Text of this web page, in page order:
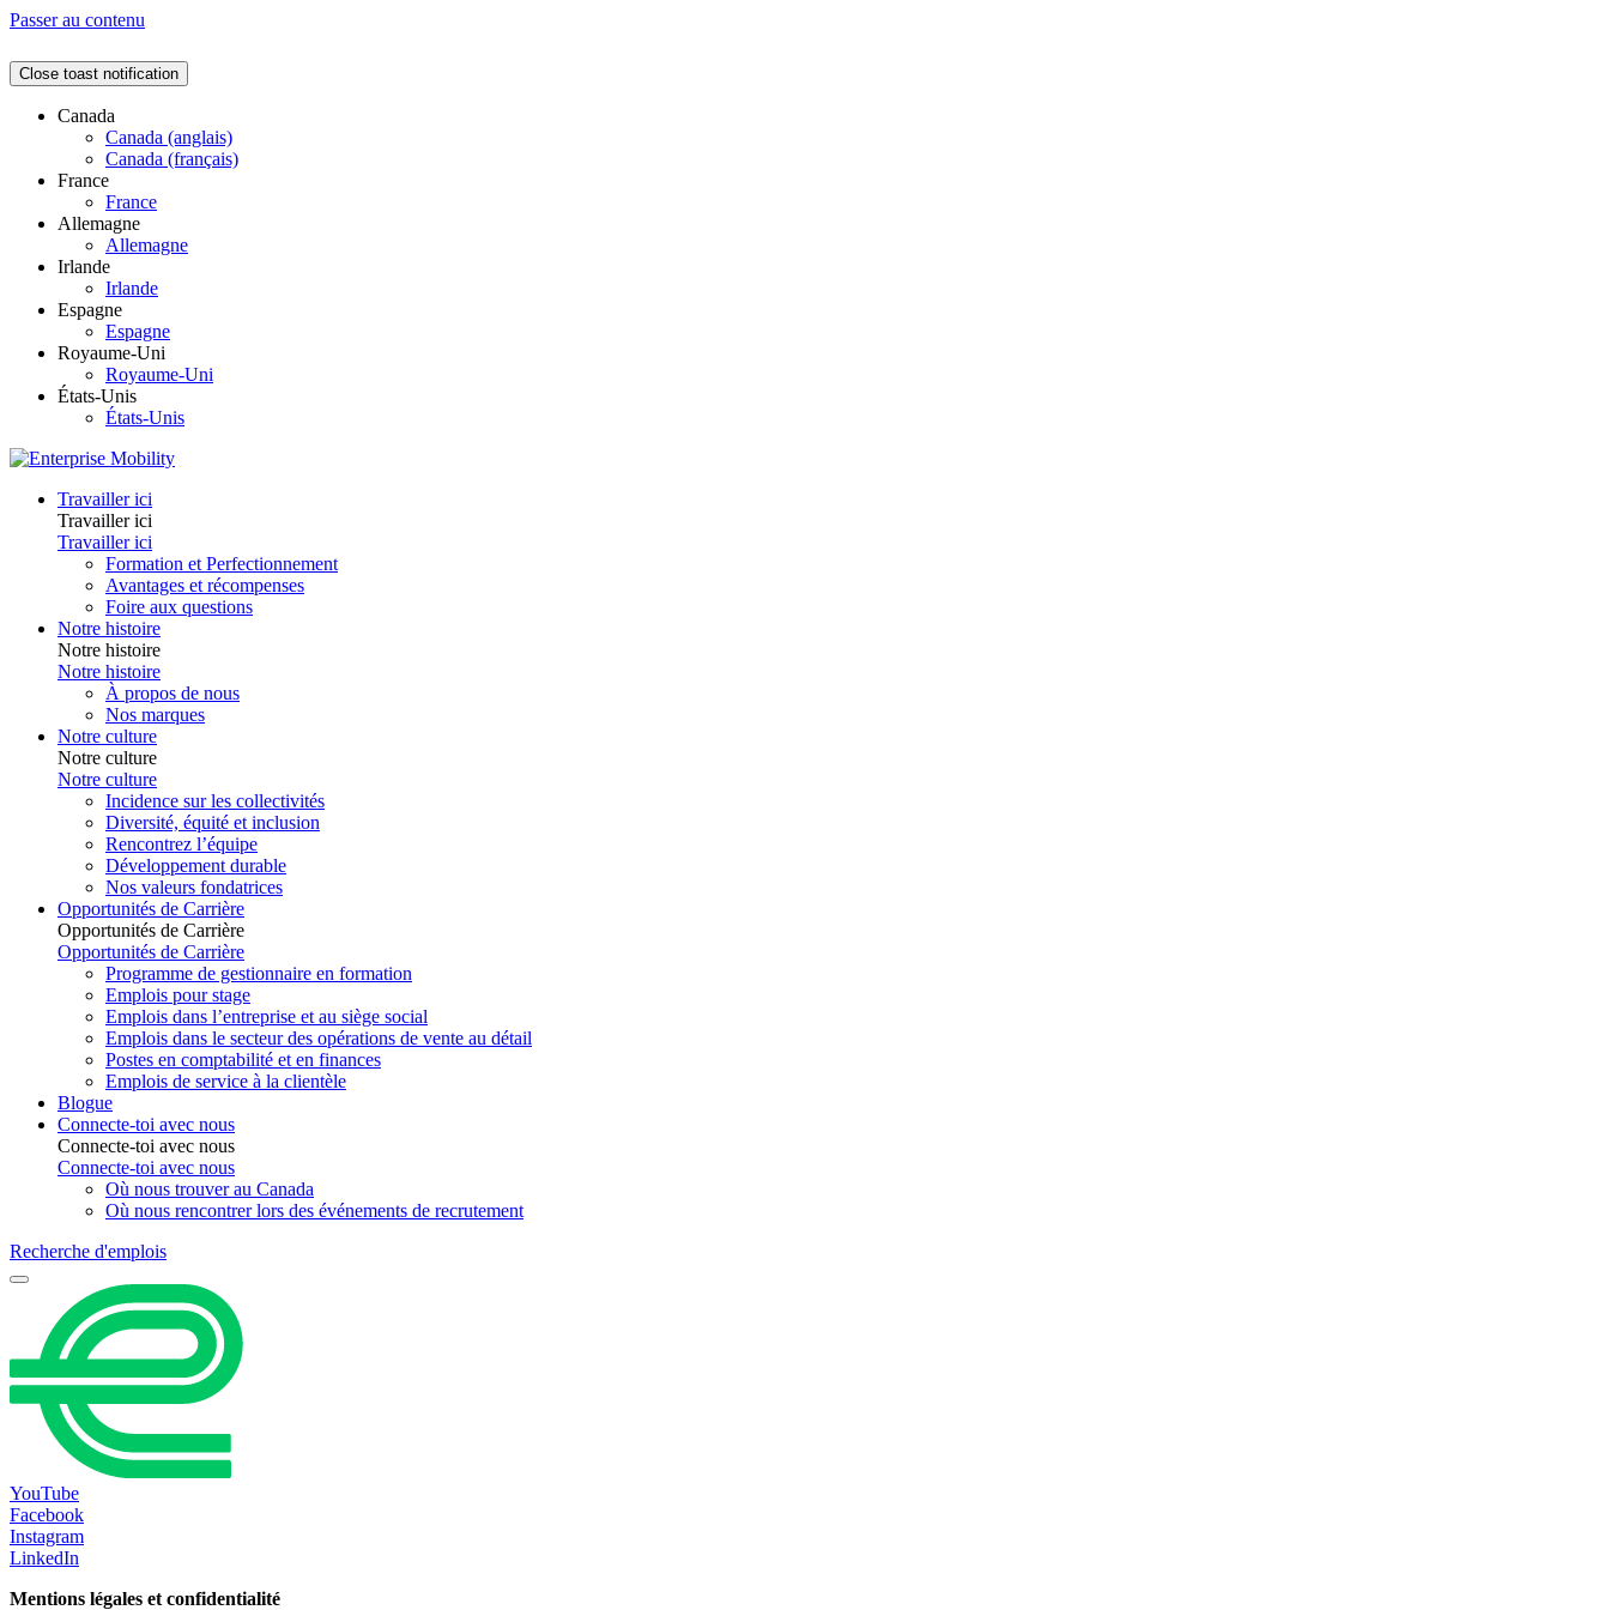
Passer au contenu
Close toast notification
Canada
Canada (anglais)
Canada (français)
France
France
Allemagne
Allemagne
Irlande
Irlande
Espagne
Espagne
Royaume-Uni
Royaume-Uni
États-Unis
États-Unis
Travailler ici
Travailler ici
Travailler ici
Formation et Perfectionnement
Avantages et récompenses
Foire aux questions
Notre histoire
Notre histoire
Notre histoire
À propos de nous
Nos marques
Notre culture
Notre culture
Notre culture
Incidence sur les collectivités
Diversité, équité et inclusion
Rencontrez l’équipe
Développement durable
Nos valeurs fondatrices
Opportunités de Carrière
Opportunités de Carrière
Opportunités de Carrière
Programme de gestionnaire en formation
Emplois pour stage
Emplois dans l’entreprise et au siège social
Emplois dans le secteur des opérations de vente au détail
Postes en comptabilité et en finances
Emplois de service à la clientèle
Blogue
Connecte-toi avec nous
Connecte-toi avec nous
Connecte-toi avec nous
Où nous trouver au Canada
Où nous rencontrer lors des événements de recrutement
Recherche d'emplois
YouTube
Facebook
Instagram
LinkedIn
Mentions légales et confidentialité